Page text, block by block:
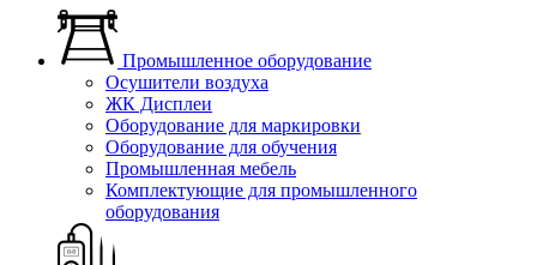
Промышленное оборудование
Осушители воздуха
ЖК Дисплеи
Оборудование для маркировки
Оборудование для обучения
Промышленная мебель
Комплектующие для промышленного
оборудования